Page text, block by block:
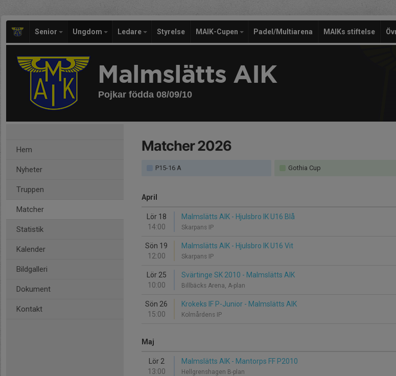
Senior Ungdom Ledare Styrelse MAIK-Cupen Padel/Multiarena MAIKs stiftelse
Malmslätts AIK
Pojkar födda 08/09/10
Hem
Nyheter
Truppen
Matcher
Statistik
Kalender
Bildgalleri
Dokument
Kontakt
Matcher 2026
P15-16 A Gothia Cup
April
Lör 18
14:00
Malmslätts AIK - Hjulsbro IK U16 Blå
Skarpans IP
Sön 19
12:00
Malmslätts AIK - Hjulsbro IK U16 Vit
Skarpans IP
Lör 25
10:00
Svärtinge SK 2010 - Malmslätts AIK
Billbäcks Arena, A-plan
Sön 26
15:00
Krokeks IF P-Junior - Malmslätts AIK
Kolmårdens IP
Maj
Lör 2
13:00
Malmslätts AIK - Mantorps FF P2010
Hellgrenshagen B-plan